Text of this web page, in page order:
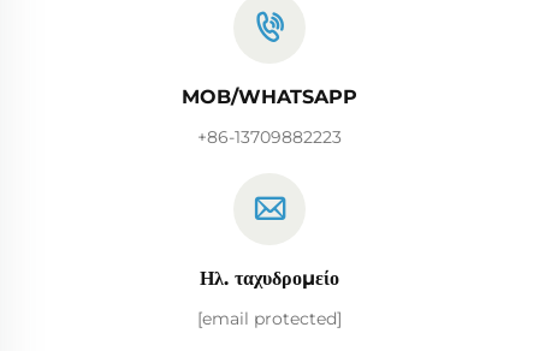
MOB/WHATSAPP
+86-13709882223
Ηλ. ταχυδρομείο
[email protected]